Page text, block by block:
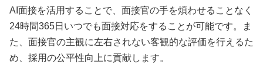
AI面接を活用することで、面接官の手を煩わせることなく
24時間365日いつでも面接対応をすることが可能です。ま
た、面接官の主観に左右されない客観的な評価を行えるた
め、採用の公平性向上に貢献します。